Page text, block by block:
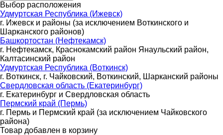
Выбор расположения
Удмуртская Республика (Ижевск)
г. Ижевск и районы (за исключением Воткинского и
Шарканского районов)
Башкортостан (Нефтекамск)
г. Нефтекамск, Краснокамский район Янаульский район,
Калтасинский район
Удмуртская Республика (Воткинск)
г. Воткинск, г. Чайковский, Воткинский, Шарканский районы
Свердловская область (Екатеринбург)
г. Екатеринбург и Свердловская область
Пермский край (Пермь)
г. Пермь и Пермский край (за исключением Чайковского
района)
Товар добавлен в корзину